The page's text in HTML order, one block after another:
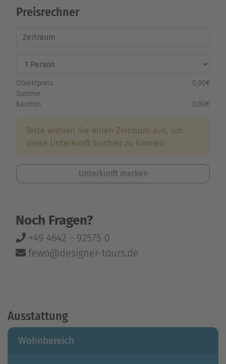
Preisrechner
Objektpreis
0,00€
Summe
Kaution
0,00€
Bitte wählen Sie einen Zeitraum aus, um
diese Unterkunft buchen zu können.
Unterkunft merken
Noch Fragen?
+49 4642 - 92575 0
fewo@designer-tours.de
Ausstattung
Wohnbereich